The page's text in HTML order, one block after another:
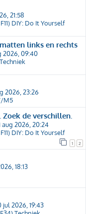
21:58
DIY: Do It Yourself
links en rechts
2026, 09:40
2026, 23:26
M5
de verschillen.
aug 2026, 20:24
DIY: Do It Yourself
1 2
18:13
jul 2026, 19:43